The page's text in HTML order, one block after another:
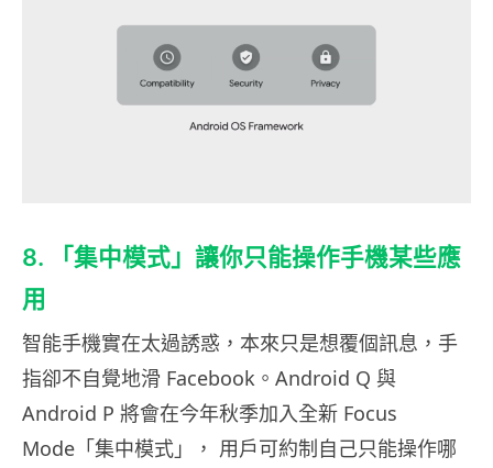
8. 「集中模式」讓你只能操作手機某些應
用
智能手機實在太過誘惑，本來只是想覆個訊息，手
指卻不自覺地滑 Facebook。Android Q 與
Android P 將會在今年秋季加入全新 Focus
Mode「集中模式」， 用戶可約制自己只能操作哪